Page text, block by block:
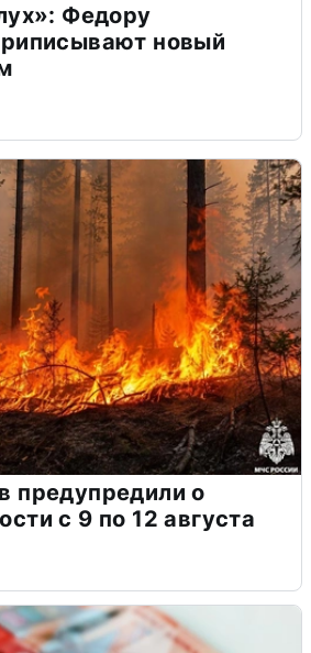
Федору
новый
предупредили о
с 9 по 12 августа